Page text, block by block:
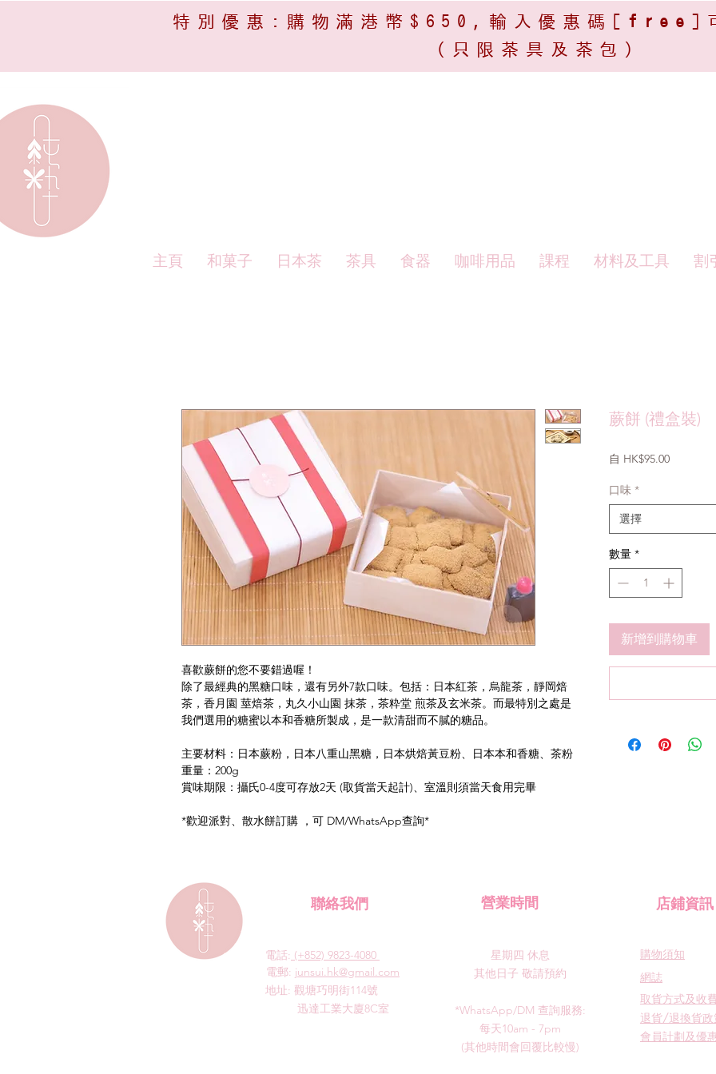
特別優惠:購物滿港幣$650,輸入優惠碼[ free
]
(只限茶具及茶包)​
主頁 和菓子 日本茶 茶具 食器 咖啡用品 課程 材料及工具 割
喜歡蕨餅的您不要錯過喔！
除了最經典的黑糖口味，還有另外7款口味。包括：日本紅茶，烏龍茶，靜岡焙
茶，香月園 莖焙茶，丸久小山園 抹茶，茶粋堂 煎茶及玄米茶。而最特別之處是
我們選用的糖蜜以本和香糖所製成，是一款清甜而不膩的糖品。
主要材料：日本蕨粉，日本八重山黑糖，日本烘焙黃豆粉、日本本和香糖、茶粉
重量：200g
賞味期限：攝氏0-4度可存放2天 (取貨當天起計)、室溫則須當天食用完畢
*歡迎派對、散水餅訂購 ，可 DM/WhatsApp查詢*
蕨餅 (禮盒裝)
自 HK$95.00促
格
口味 *
選擇
數量 *
新增到購物車
聯絡我們
電話: (+852) 9823-4080
​電郵: junsui.hk@gmail.com
​地址: 觀塘巧明街114號
迅達工業大廈8C室
​營業時間
星期四 休息
其他日子 敬請預約
*WhatsApp/DM 查詢服務:
每天10am - 7pm
​(其他時間會回覆比較慢)
​店鋪資訊
​購物須知
​網誌
取貨方式及收
退貨/退換貨政
會員計劃及優